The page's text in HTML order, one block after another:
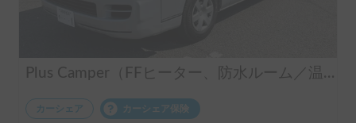
Plus Camper（FFヒーター、防水ルーム／温水シャワー完備）
カーシェア カーシェア保険